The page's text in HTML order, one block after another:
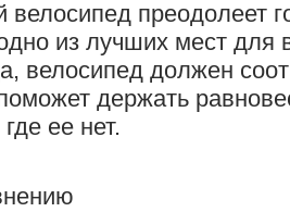
велосипед преодолеет
из лучших мест для
велосипед должен
держать
ее нет.